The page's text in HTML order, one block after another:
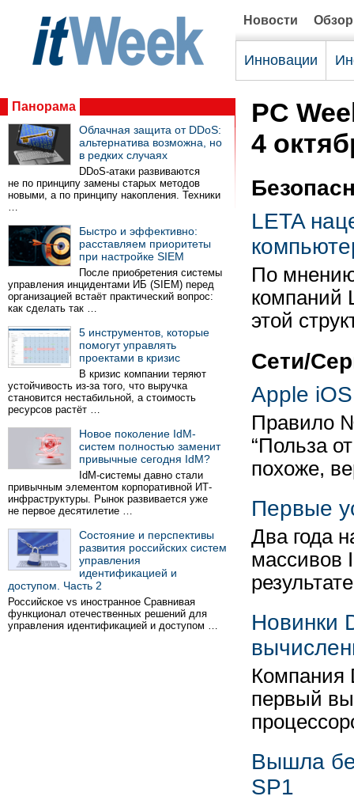
Новости
Инновации
Панорама
Облачная защита от DDoS:
альтернатива возможна, но
в редких случаях
DDoS-атаки развиваются
не по принципу замены старых методов
новыми, а по принципу накопления. Техники
…
Быстро и эффективно:
расставляем приоритеты
при настройке SIEM
После приобретения системы
управления инцидентами ИБ (SIEM) перед
организацией встаёт практический вопрос:
как сделать так …
5 инструментов, которые
помогут управлять
проектами в кризис
В кризис компании теряют
устойчивость из-за того, что выручка
становится нестабильной, а стоимость
ресурсов растёт …
Новое поколение IdM-
систем полностью заменит
привычные сегодня IdM?
IdM-системы давно стали
привычным элементом корпоративной ИТ-
инфраструктуры. Рынок развивается уже
не первое десятилетие …
Состояние и перспективы
развития российских систем
управления
идентификацией и
доступом. Часть 2
Российское vs иностранное Сравнивая
функционал отечественных решений для
управления идентификацией и доступом …
PC
4
LETA
По
компаний
этой
Сети/
Apple
Правило
“Польза
похоже,
Первые
Два года
массивов
Новинки
Компания
первый
Вышла
SP1